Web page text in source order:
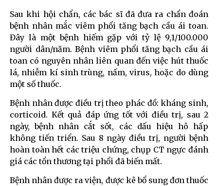
Sau khi hội chẩn, các bác sĩ đã đưa ra chẩn đoán
bệnh nhân mắc viêm phổi tăng bạch cầu ái toan.
Đây là một bệnh hiếm gặp với tỷ lệ 9,1/100.000
người dân/năm. Bệnh viêm phổi tăng bạch cầu ái
toan có nguyên nhân liên quan đến việc hút thuốc
lá, nhiễm kí sinh trùng, nấm, virus, hoặc do dùng
một số thuốc.
Bệnh nhân được điều trị theo phác đồ: kháng sinh,
corticoid. Kết quả đáp ứng tốt với điều trị, sau 2
ngày, bệnh nhân cắt sốt, các dấu hiệu hô hấp
không tiến triển. Sau 8 ngày điều trị, người bệnh
hoàn toàn hết các triệu chứng, chụp CT ngực đánh
giá các tổn thương tại phổi đã biến mất.
Bệnh nhân được ra viện, được kê bổ sung đơn thuốc